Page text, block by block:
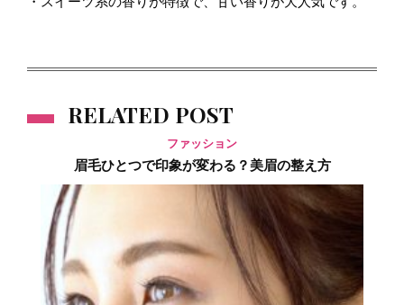
RELATED POST
ファッション
眉毛ひとつで印象が変わる？美眉の整え方